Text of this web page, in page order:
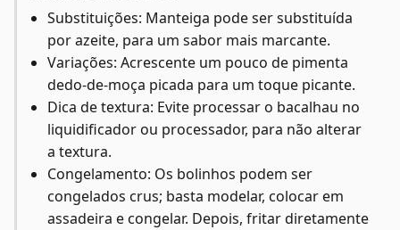
Substituições: Manteiga pode ser substituída
por azeite, para um sabor mais marcante.
Variações: Acrescente um pouco de pimenta
dedo-de-moça picada para um toque picante.
Dica de textura: Evite processar o bacalhau no
liquidificador ou processador, para não alterar
a textura.
Congelamento: Os bolinhos podem ser
congelados crus; basta modelar, colocar em
assadeira e congelar. Depois, fritar diretamente